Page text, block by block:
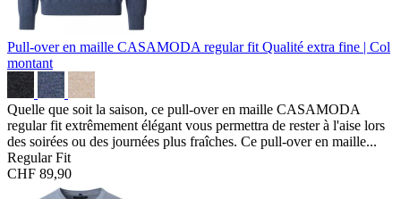
Pull-over en maille CASAMODA regular fit Qualité extra fine | Col
montant
Quelle que soit la saison, ce pull-over en maille CASAMODA
regular fit extrêmement élégant vous permettra de rester à l'aise lors
des soirées ou des journées plus fraîches. Ce pull-over en maille...
Regular Fit
CHF 89,90